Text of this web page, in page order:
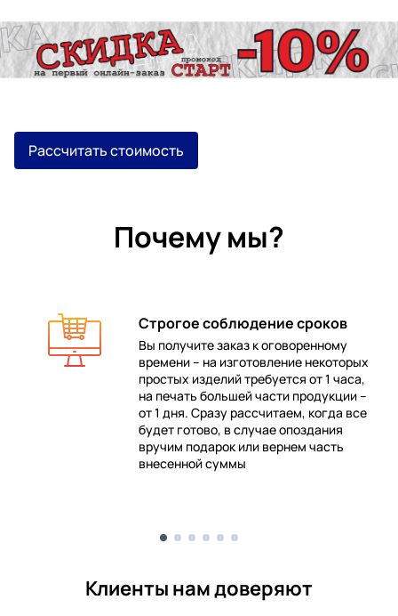
Рассчитать стоимость
Почему мы?
Строгое соблюдение сроков
Вы получите заказ к оговоренному
времени – на изготовление некоторых
простых изделий требуется от 1 часа,
на печать большей части продукции –
от 1 дня. Сразу рассчитаем, когда все
будет готово, в случае опоздания
вручим подарок или вернем часть
внесенной суммы
Клиенты нам доверяют